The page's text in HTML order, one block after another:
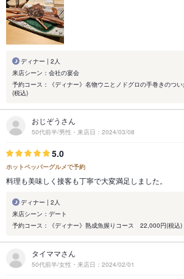
ディナー | 2人
来店シーン：会社の宴会
予約コース：《ディナー》名物ウニとノドグロの手巻きのつ
(税込)
おじぞうさん
50代前半/男性・来店日：2024/03/08
5.0
ホットペッパーグルメで予約
料理も美味しく接客も丁寧で大変満足しました。
ディナー | 2人
来店シーン：デート
予約コース：《ディナー》熟成魚握りコース 22,000円(税込)
タイママさん
50代前半/女性・来店日：2024/02/01